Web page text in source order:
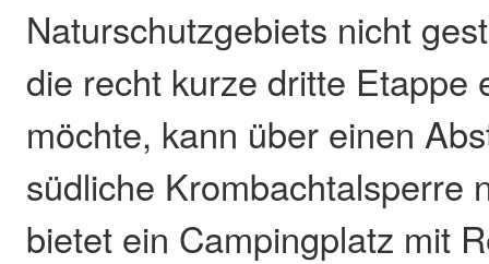
Naturschutzgebiets nicht
die recht kurze dritte Etappe
möchte, kann über einen
südliche Krombachtalsperre
bietet ein Campingplatz mit